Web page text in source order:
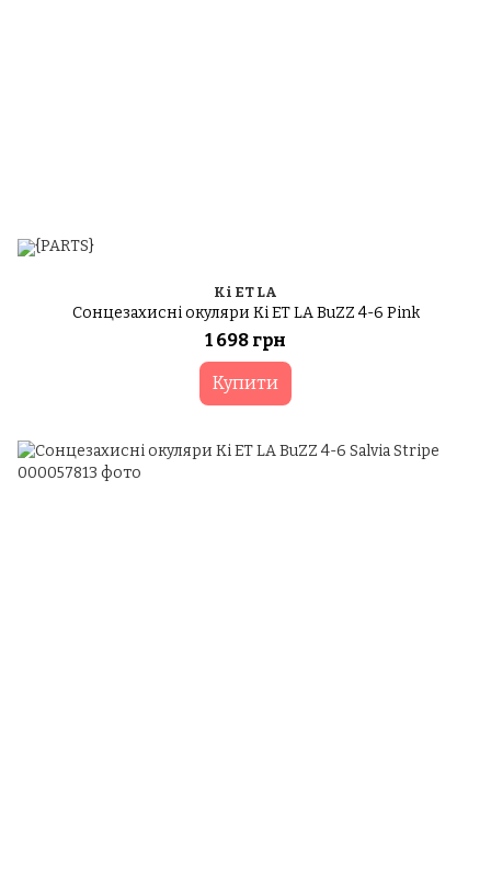
Ki ET LA
Сонцезахисні окуляри Ki ET LA BuZZ 4-6 Pink
1 698 грн
Купити